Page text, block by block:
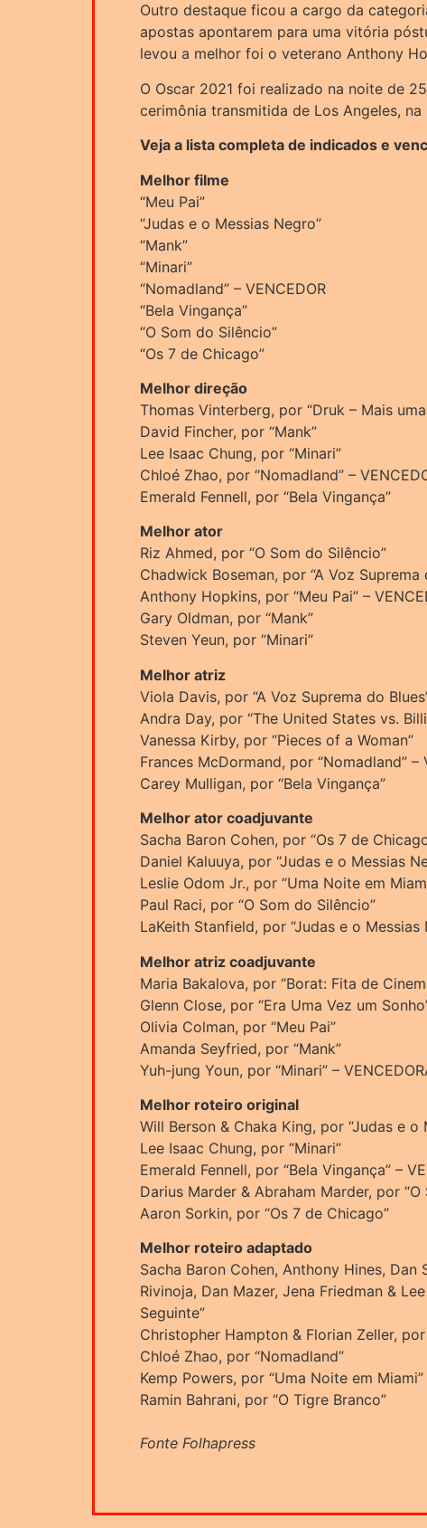
Outro destaque ficou a cargo da
apostas apontarem para uma vitória
levou a melhor foi o veterano Anthony
O Oscar 2021 foi realizado na noite de
cerimônia transmitida de Los Angeles, na
Veja a lista completa de indicados e
Melhor filme
“Meu Pai”
“Judas e o Messias Negro”
“Mank”
“Minari”
“Nomadland” – VENCEDOR
“Bela Vingança”
“O Som do Silêncio”
“Os 7 de Chicago”
Melhor direção
Thomas Vinterberg, por “Druk – Mais
David Fincher, por “Mank”
Lee Isaac Chung, por “Minari”
Chloé Zhao, por “Nomadland” –
Emerald Fennell, por “Bela Vingança”
Melhor ator
Riz Ahmed, por “O Som do Silêncio”
Chadwick Boseman, por “A Voz Suprema
Anthony Hopkins, por “Meu Pai” –
Gary Oldman, por “Mank”
Steven Yeun, por “Minari”
Melhor atriz
Viola Davis, por “A Voz Suprema do
Andra Day, por “The United States vs.
Vanessa Kirby, por “Pieces of a Woman”
Frances McDormand, por “Nomadland” –
Carey Mulligan, por “Bela Vingança”
Melhor ator coadjuvante
Sacha Baron Cohen, por “Os 7 de
Daniel Kaluuya, por “Judas e o Messias
Leslie Odom Jr., por “Uma Noite em
Paul Raci, por “O Som do Silêncio”
LaKeith Stanfield, por “Judas e o Messias
Melhor atriz coadjuvante
Maria Bakalova, por “Borat: Fita de
Glenn Close, por “Era Uma Vez um
Olivia Colman, por “Meu Pai”
Amanda Seyfried, por “Mank”
Yuh-jung Youn, por “Minari” –
Melhor roteiro original
Will Berson & Chaka King, por “Judas e o
Lee Isaac Chung, por “Minari”
Emerald Fennell, por “Bela Vingança” –
Darius Marder & Abraham Marder, por “O
Aaron Sorkin, por “Os 7 de Chicago”
Melhor roteiro adaptado
Sacha Baron Cohen, Anthony Hines, Dan
Rivinoja, Dan Mazer, Jena Friedman &
Seguinte”
Christopher Hampton & Florian Zeller, por
Chloé Zhao, por “Nomadland”
Kemp Powers, por “Uma Noite em Miami”
Ramin Bahrani, por “O Tigre Branco”
Fonte Folhapress